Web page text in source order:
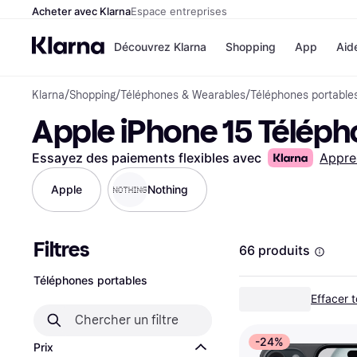
Acheter avec KlarnaEspace entreprises
Découvrez Klarna
Options de
Toutes les options de
paiement
Payer maintenant
Paiement en 3 fois
Shopping
Magasins
Cdiscount
Airbnb
Temu
Voir tous les
App
Klarna/Shopping/Téléphones & Wearables/Téléphones
Apple iPhone 15
Essayez des paiements flexibles avec
Apple Nothing
Filtres
Téléphones portables
Prix
66 produits
Effacer
-24%